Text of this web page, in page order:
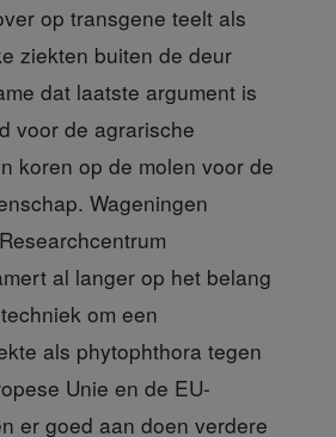
op transgene teelt als
ziekten buiten de deur
dat laatste argument is
voor de agrarische
koren op de molen voor de
Wageningen
al langer op het belang
om een
als phytophthora tegen
Unie en de EU-
er goed aan doen verdere